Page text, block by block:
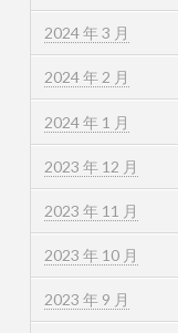
2024 年 3 月
2024 年 2 月
2024 年 1 月
2023 年 12 月
2023 年 11 月
2023 年 10 月
2023 年 9 月